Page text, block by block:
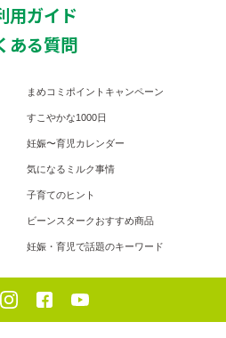
用ガイド
ある質問
まめコミポイントキャンペーン
すこやかな1000日
妊娠〜育児カレンダー
気になるミルク事情
子育てのヒント
ビーンスタークおすすめ商品
妊娠・育児で話題のキーワード